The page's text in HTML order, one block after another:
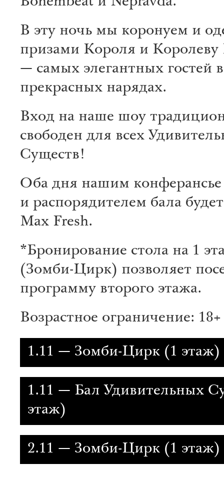
В эту ночь мы коронуем и
призами Короля и Королеву
— самых элегантных гостей
прекрасных нарядах.
Вход на наше шоу
свободен для всех
Существ!
Оба дня нашим конферансье
и распорядителем бала
Max Fresh.
*Бронирование стола на 1
(Зомби-Цирк) позволяет
программу второго этажа.
Возрастное ограничение: 18+
1.11 — Зомби-Цирк (1 этаж)
1.11 — Бал Удивительных
этаж)
2.11 — Зомби-Цирк (1 этаж)